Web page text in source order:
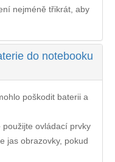
nejméně třikrát, aby
do notebooku
poškodit baterii a
ovládací prvky
jas obrazovky, pokud